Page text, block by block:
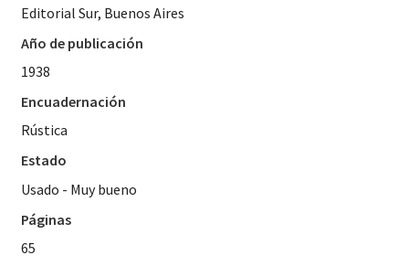
Editorial Sur, Buenos Aires
Año de publicación
1938
Encuadernación
Rústica
Estado
Usado - Muy bueno
Páginas
65